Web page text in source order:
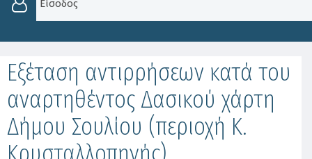
Είσοδος
Εξέταση αντιρρήσεων κατά του
αναρτηθέντος Δασικού χάρτη
Δήμου Σουλίου (περιοχή Κ.